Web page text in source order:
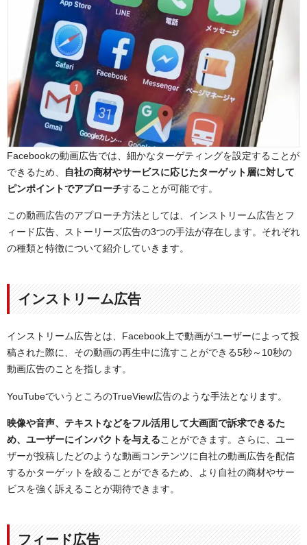
Facebookの動画広告では、細かなターゲティングを設定することが
できるため、
自社の商材やサービスに応じたターゲット層に対して
ピンポイントでアプローチすることが可能です。
この動画広告のアプローチ方法としては、インストリーム広告とフ
ィード広告、ストーリーズ広告の3つの手法が存在します。それぞれ
の種類と特徴について紹介していきます。
インストリーム広告
インストリーム広告とは、Facebook上で動画がユーザーによって投
稿された際に、その動画の再生中に流すことができる5秒～10秒の
動画広告のことを指します。
YouTubeでいうところのTrueView広告のような手法となります。
映像や音声、テキストなどをフル活用して大画面で訴求できるた
め、ユーザーにインパクトを与えることができます。さらに、ユー
ザーが投稿したどのような動画コンテンツに自社の動画広告を配信
するかターゲットを絞ることができるため、より自社の商材やサー
ビスを強く訴えることが期待できます。
フィード広告